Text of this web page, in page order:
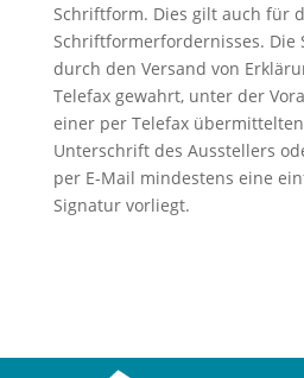
Schriftform. Dies gilt auch für
Schriftformerfordernisses. Die
durch den Versand von
Telefax gewahrt, unter der
einer per Telefax
Unterschrift des Ausstellers
per E-Mail mindestens eine
Signatur vorliegt.